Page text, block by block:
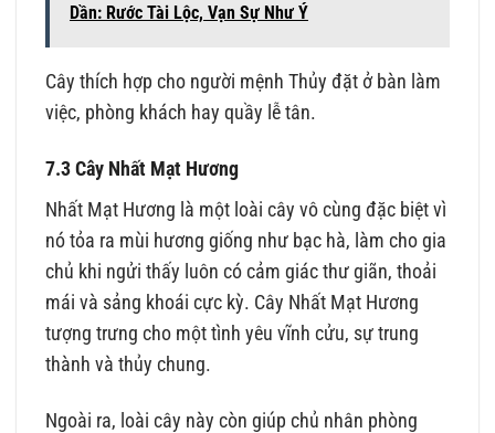
Dần: Rước Tài Lộc, Vạn Sự Như Ý
Cây thích hợp cho người mệnh Thủy đặt ở bàn làm
việc, phòng khách hay quầy lễ tân.
7.3 Cây Nhất Mạt Hương
Nhất Mạt Hương là một loài cây vô cùng đặc biệt vì
nó tỏa ra mùi hương giống như bạc hà, làm cho gia
chủ khi ngửi thấy luôn có cảm giác thư giãn, thoải
mái và sảng khoái cực kỳ. Cây Nhất Mạt Hương
tượng trưng cho một tình yêu vĩnh cửu, sự trung
thành và thủy chung.
Ngoài ra, loài cây này còn giúp chủ nhân phòng